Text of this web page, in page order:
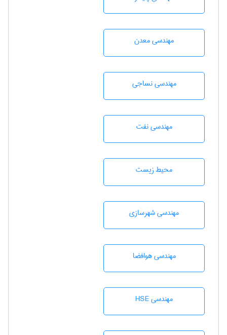
مهندسی معدن
مهندسي نساجی
مهندسی نفت
محيط زيست
مهندسی شهرسازی
مهندسی هوافضا
مهندسی HSE